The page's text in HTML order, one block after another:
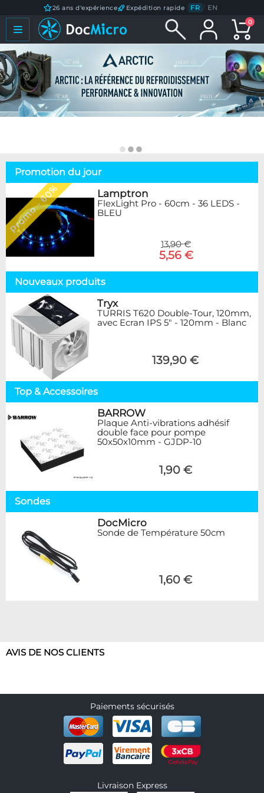
26 ans d'expérience Expédition rapide FR / EN
0
Promotion du jour
Promo - 60% Lamptron
FlexLight Pro - 60cm - 36 LEDS -
BLEU
13,90 €
5,56 €
Nouveaux produits
Tryx
TURRIS T620 Double-Tour, 120mm,
avec Ecran IPS 5" - 120mm - Blanc
139,90 €
Top & Accessoires
BARROW
Plaque Anti-vibrations adhésif
double face pour pompe
50x50x10mm - GJDP-10
1,90 €
Sondes
DocMicro
Sonde de Température 50cm
1,60 €
AVIS DE NOS CLIENTS
Paiements sécurisés
Livraison Express